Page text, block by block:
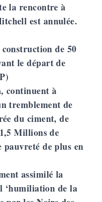
la rencontre à
est annulée.
de 50
le départ de
continuent à
tremblement de
du ciment, de
Millions de
pauvreté de plus en
assimilé la
‘humiliation de la